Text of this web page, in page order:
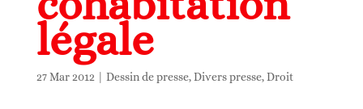
légale
27 Mar 2012 Dessin de presse, Divers presse, Droit